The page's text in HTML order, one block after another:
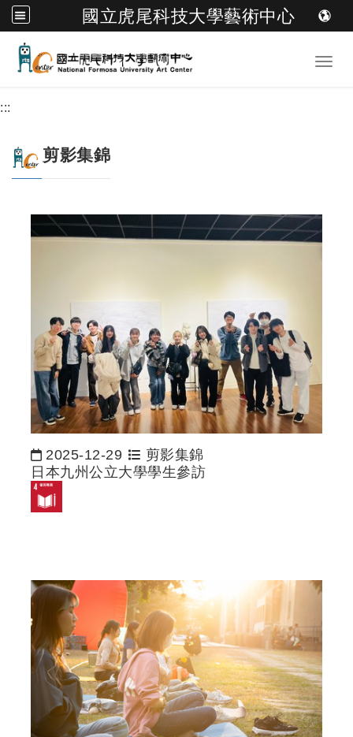
國立虎尾科技大學藝術中心
跳到主要內容
:::
剪影集錦
日期：
2025-12-29
剪影集錦
日本九州公立大學學生參訪